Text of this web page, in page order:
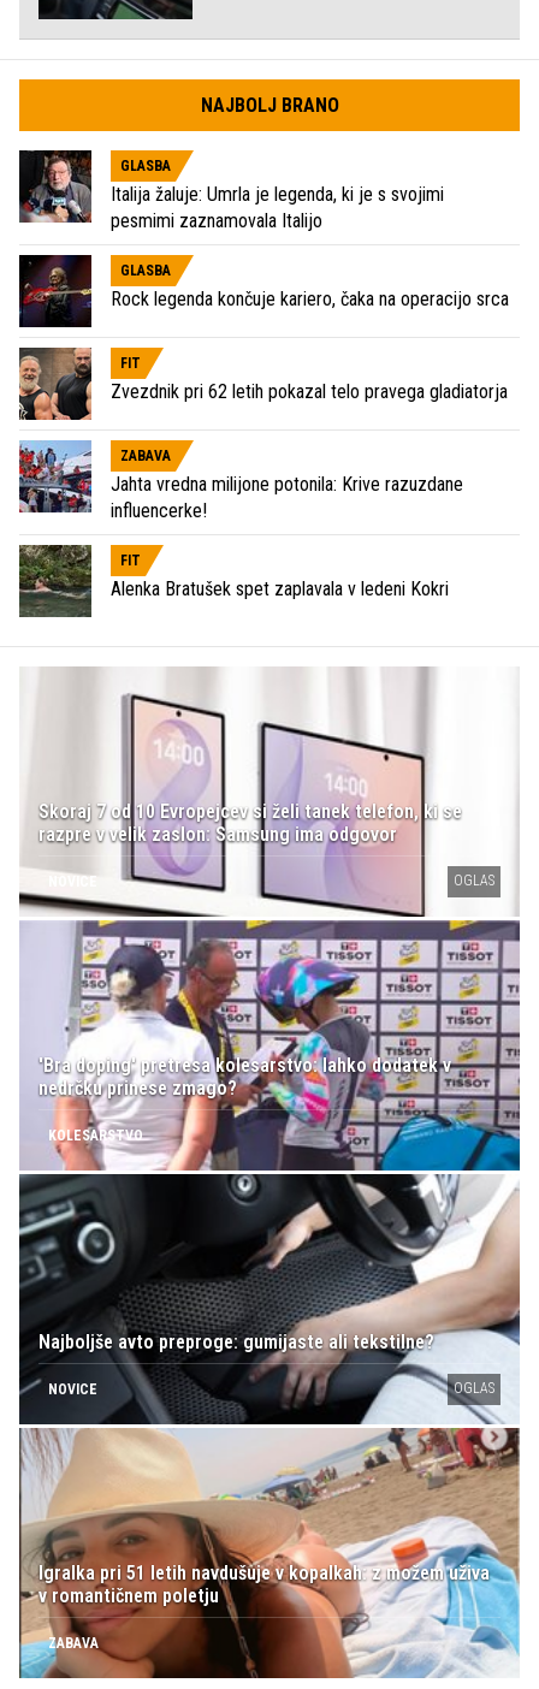
NAJBOLJ BRANO
GLASBA
Italija žaluje: Umrla je legenda, ki je s svojimi
pesmimi zaznamovala Italijo
GLASBA
Rock legenda končuje kariero, čaka na operacijo srca
FIT
Zvezdnik pri 62 letih pokazal telo pravega gladiatorja
ZABAVA
Jahta vredna milijone potonila: Krive razuzdane
influencerke!
FIT
Alenka Bratušek spet zaplavala v ledeni Kokri
Skoraj 7 od 10 Evropejcev si želi tanek telefon, ki se
razpre v velik zaslon: Samsung ima odgovor
OGLAS
'Bra doping' pretresa kolesarstvo: lahko dodatek v
nedrčku prinese zmago?
KOLESARSTVO
Najboljše avto preproge: gumijaste ali tekstilne?
NOVICE OGLAS
Igralka pri 51 letih navdušuje v kopalkah: z možem uživa
v romantičnem poletju
ZABAVA